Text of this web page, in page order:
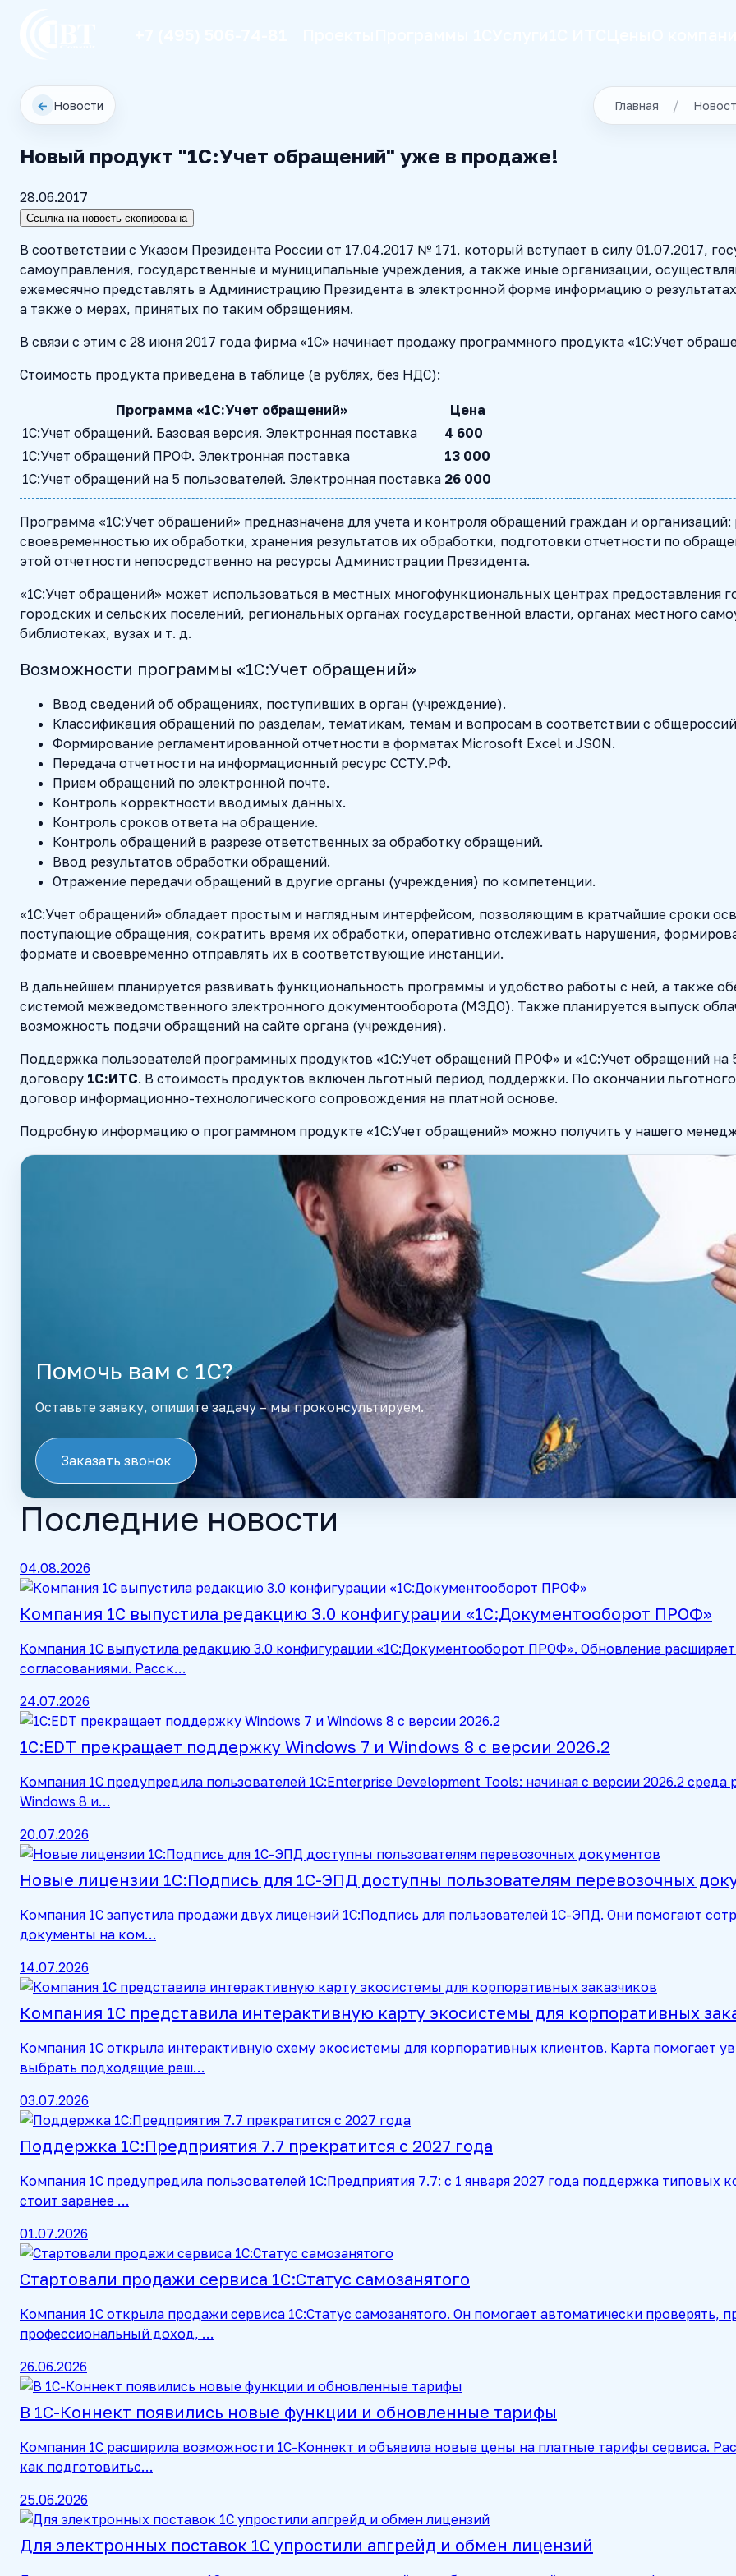
← Новости Главная
Новый продукт "1С:Учет обращений" уже в продаже!
28.06.2017
Ссылка на новость скопирована
В соответствии с Указом Президента России от 17.04.2017 № 171, который вступает в силу 01.07.2017,
самоуправления, государственные и муниципальные учреждения, а также иные организации,
ежемесячно представлять в Администрацию Президента в электронной форме информацию о
а также о мерах, принятых по таким обращениям.
В связи с этим с 28 июня 2017 года фирма «1С» начинает продажу программного продукта «1С:Учет
Стоимость продукта приведена в таблице (в рублях, без НДС):
Программа «1С:Учет обращений»
Цена
1С:Учет обращений. Базовая версия. Электронная поставка
4 600
1С:Учет обращений ПРОФ. Электронная поставка
13 000
1С:Учет обращений на 5 пользователей. Электронная поставка 26 000
Программа «1С:Учет обращений» предназначена для учета и контроля обращений граждан и
своевременностью их обработки, хранения результатов их обработки, подготовки отчетности по
этой отчетности непосредственно на ресурсы Администрации Президента.
«1С:Учет обращений» может использоваться в местных многофункциональных центрах
городских и сельских поселений, региональных органах государственной власти, органах местного
библиотеках, вузах и т. д.
Возможности программы «1С:Учет обращений»
Ввод сведений об обращениях, поступивших в орган (учреждение).
Классификация обращений по разделам, тематикам, темам и вопросам в соответствии с
Формирование регламентированной отчетности в форматах Microsoft Excel и JSON.
Передача отчетности на информационный ресурс ССТУ.РФ.
Прием обращений по электронной почте.
Контроль корректности вводимых данных.
Контроль сроков ответа на обращение.
Контроль обращений в разрезе ответственных за обработку обращений.
Ввод результатов обработки обращений.
Отражение передачи обращений в другие органы (учреждения) по компетенции.
«1С:Учет обращений» обладает простым и наглядным интерфейсом, позволяющим в кратчайшие сроки
поступающие обращения, сократить время их обработки, оперативно отслеживать нарушения,
формате и своевременно отправлять их в соответствующие инстанции.
В дальнейшем планируется развивать функциональность программы и удобство работы с ней, а также
системой межведомственного электронного документооборота (МЭДО). Также планируется выпуск
возможность подачи обращений на сайте органа (учреждения).
Поддержка пользователей программных продуктов «1С:Учет обращений ПРОФ» и «1С:Учет обращений на
договору 1С:ИТС. В стоимость продуктов включен льготный период поддержки. По окончании
договор информационно-технологического сопровождения на платной основе.
Подробную информацию о программном продукте «1С:Учет обращений» можно получить у нашего
Помочь вам с 1С?
Оставьте заявку, опишите задачу – мы проконсультируем.
Заказать звонок
Последние новости
04.08.2026
Компания 1С выпустила редакцию 3.0 конфигурации «1С:Документооборот ПРОФ»
Компания 1С выпустила редакцию 3.0 конфигурации «1С:Документооборот ПРОФ». Обновление
согласованиями. Расск…
24.07.2026
1С:EDT прекращает поддержку Windows 7 и Windows 8 с версии 2026.2
Компания 1С предупредила пользователей 1C:Enterprise Development Tools: начиная с версии 2026.2
Windows 8 и…
20.07.2026
Новые лицензии 1С:Подпись для 1С-ЭПД доступны пользователям перевозочных
Компания 1С запустила продажи двух лицензий 1С:Подпись для пользователей 1С-ЭПД. Они помогают
документы на ком…
14.07.2026
Компания 1С представила интерактивную карту экосистемы для корпоративных
Компания 1С открыла интерактивную схему экосистемы для корпоративных клиентов. Карта помогает
выбрать подходящие реш…
03.07.2026
Поддержка 1С:Предприятия 7.7 прекратится с 2027 года
Компания 1С предупредила пользователей 1С:Предприятия 7.7: с 1 января 2027 года поддержка типовых
стоит заранее …
01.07.2026
Стартовали продажи сервиса 1С:Статус самозанятого
Компания 1С открыла продажи сервиса 1С:Статус самозанятого. Он помогает автоматически проверять,
профессиональный доход, …
26.06.2026
В 1С-Коннект появились новые функции и обновленные тарифы
Компания 1С расширила возможности 1С-Коннект и объявила новые цены на платные тарифы сервиса.
как подготовитьс…
25.06.2026
Для электронных поставок 1С упростили апгрейд и обмен лицензий